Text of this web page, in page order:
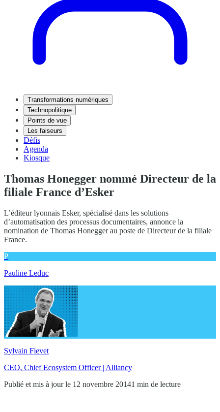
Transformations numériques
Technopolitique
Points de vue
Les faiseurs
Défis
Agenda
Kiosque
Thomas Honegger nommé Directeur de la
filiale France d’Esker
L’éditeur lyonnais Esker, spécialisé dans les solutions
d’automatisation des processus documentaires, annonce la
nomination de Thomas Honegger au poste de Directeur de la filiale
France.
P
Pauline Leduc
Sylvain Fievet
CEO, Chief Ecosystem Officer | Alliancy
Publié et mis à jour le 12 novembre 20141 min de lecture